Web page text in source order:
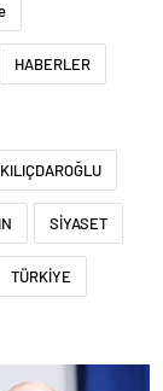
HABERLER
SİYASET
TÜRKİYE